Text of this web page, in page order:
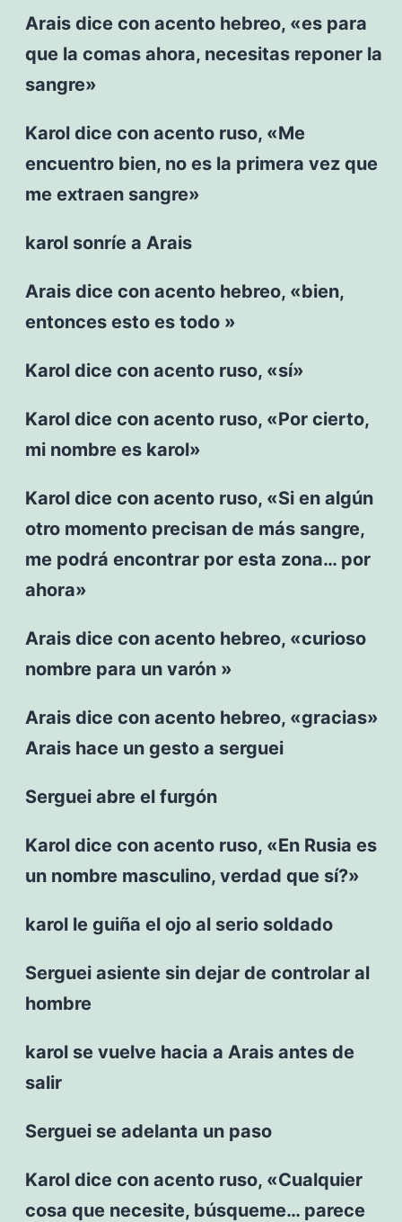
Arais dice con acento hebreo, «es para
que la comas ahora, necesitas reponer la
sangre»
Karol dice con acento ruso, «Me
encuentro bien, no es la primera vez que
me extraen sangre»
karol sonríe a Arais
Arais dice con acento hebreo, «bien,
entonces esto es todo »
Karol dice con acento ruso, «sí»
Karol dice con acento ruso, «Por cierto,
mi nombre es karol»
Karol dice con acento ruso, «Si en algún
otro momento precisan de más sangre,
me podrá encontrar por esta zona… por
ahora»
Arais dice con acento hebreo, «curioso
nombre para un varón »
Arais dice con acento hebreo, «gracias»
Arais hace un gesto a serguei
Serguei abre el furgón
Karol dice con acento ruso, «En Rusia es
un nombre masculino, verdad que sí?»
karol le guiña el ojo al serio soldado
Serguei asiente sin dejar de controlar al
hombre
karol se vuelve hacia a Arais antes de
salir
Serguei se adelanta un paso
Karol dice con acento ruso, «Cualquier
cosa que necesite, búsqueme… parece